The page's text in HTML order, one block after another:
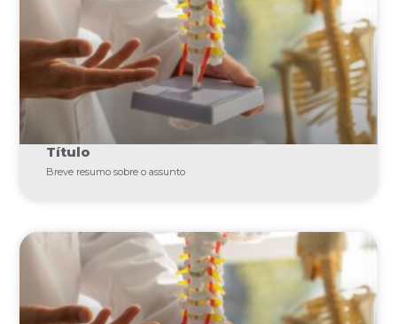
Título
Breve resumo sobre o assunto